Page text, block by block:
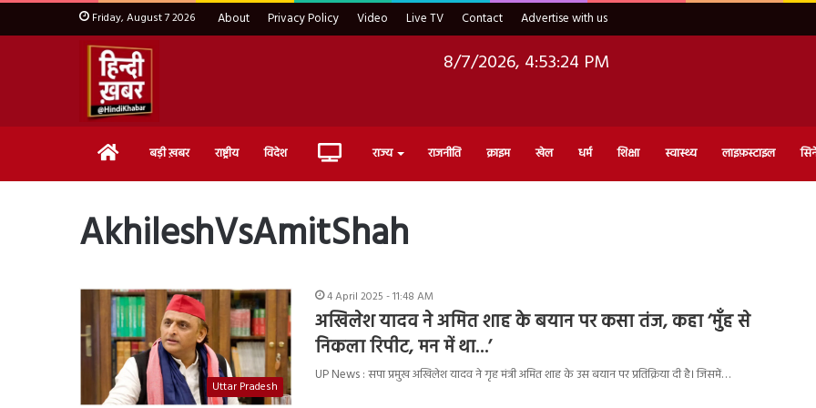
Friday, August 7 2026 About Privacy Policy Video Live TV Contact Advertise with us
8/7/2026, 4:53:25 PM
Home बड़ी ख़बर राष्ट्रीय विदेश Live राज्य राजनीति क्राइम खेल धर्म शिक्षा स्वास्थ्य लाइफ़स्टाइल
AkhileshVsAmitShah
Uttar Pradesh
4 April 2025 - 11:48 AM
अखिलेश यादव ने अमित शाह के बयान पर कसा तंज, कहा ‘मुँह से
निकला रिपीट, मन में था…’
UP News : सपा प्रमुख अखिलेश यादव ने गृह मंत्री अमित शाह के उस बयान पर प्रतिक्रिया दी है। जिसमें…